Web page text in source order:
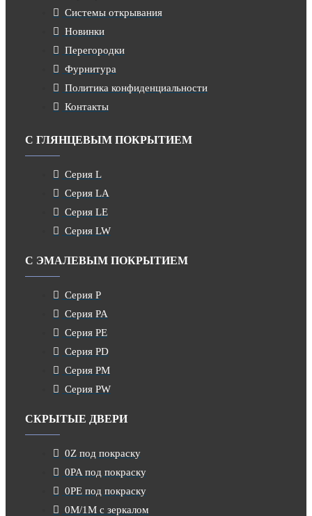
Системы открывания
Новинки
Перегородки
Фурнитура
Политика конфиденциальности
Контакты
С ГЛЯНЦЕВЫМ ПОКРЫТИЕМ
Серия L
Серия LA
Серия LE
Серия LW
С ЭМАЛЕВЫМ ПОКРЫТИЕМ
Серия P
Серия PA
Серия PE
Серия PD
Серия PM
Серия PW
СКРЫТЫЕ ДВЕРИ
0Z под покраску
0PA под покраску
0PE под покраску
0M/1M с зеркалом